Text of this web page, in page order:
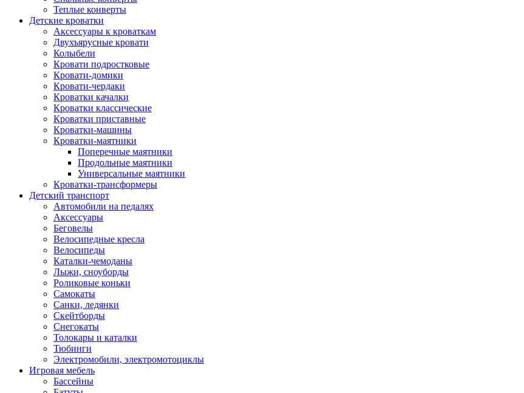
Теплые конверты
Детские кроватки
Аксессуары к кроваткам
Двухъярусные кровати
Колыбели
Кровати подростковые
Кровати-домики
Кровати-чердаки
Кроватки качалки
Кроватки классические
Кроватки приставные
Кроватки-машины
Кроватки-маятники
Поперечные маятники
Продольные маятники
Универсальные маятники
Кроватки-трансформеры
Детский транспорт
Автомобили на педалях
Аксессуары
Беговелы
Велосипедные кресла
Велосипеды
Каталки-чемоданы
Лыжи, сноуборды
Роликовые коньки
Самокаты
Санки, ледянки
Скейтборды
Снегокаты
Толокары и каталки
Тюбинги
Электромобили, электромотоциклы
Игровая мебель
Бассейны